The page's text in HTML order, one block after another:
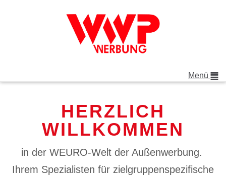
Menü
HERZLICH
WILLKOMMEN
in der WEURO-Welt der Außenwerbung.
Ihrem Spezialisten für zielgruppenspezifische